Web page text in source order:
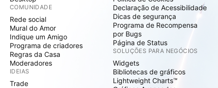
COMUNIDADE
Rede social
Mural do Amor
Indique um Amigo
Programa de criadores
Regras da Casa
Moderadores
IDEIAS
Trade
Declaração de Acessibilidade
Dicas de segurança
Programa de Recompensa
por Bugs
Página de Status
SOLUÇÕES PARA NEGÓCIOS
Widgets
Bibliotecas de gráficos
Lightweight Charts™